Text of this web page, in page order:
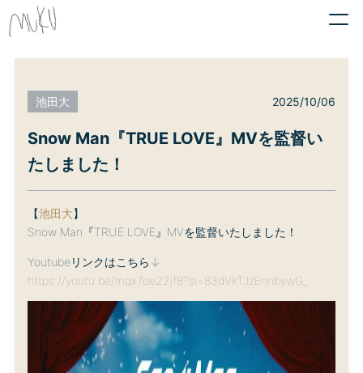
池田大 2025/10/06
Snow Man『TRUE LOVE』MVを監督い
たしました！
【池田大】
Snow Man『TRUE LOVE』MVを監督いたしました！
Youtubeリンクはこちら↓
https://youtu.be/mqx7oe22jf8?si=83dVkTJzEnnbywG_